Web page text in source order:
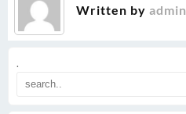
.
Written by admin